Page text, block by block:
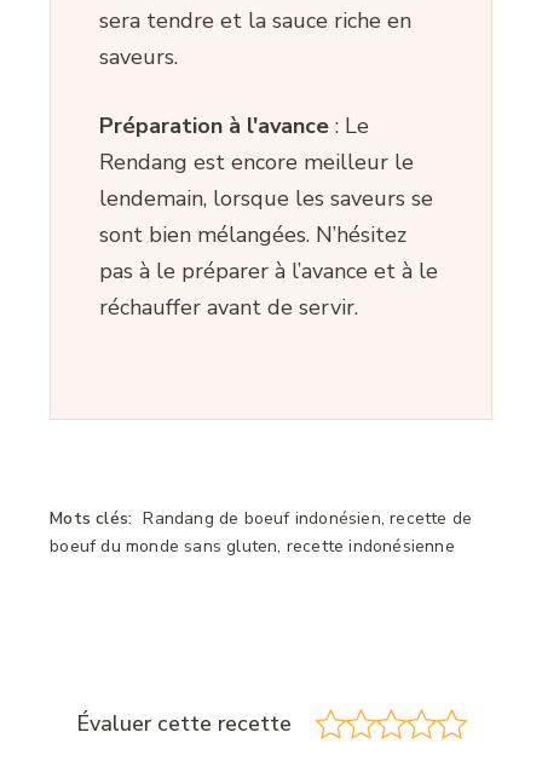
sera tendre et la sauce riche en
saveurs.
Préparation à l'avance : Le
Rendang est encore meilleur le
lendemain, lorsque les saveurs se
sont bien mélangées. N’hésitez
pas à le préparer à l’avance et à le
réchauffer avant de servir.
Mots clés: Randang de boeuf indonésien, recette de
boeuf du monde sans gluten, recette indonésienne
Évaluer cette recette